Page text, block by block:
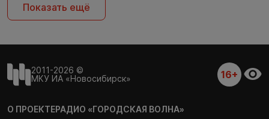
Показать ещё
2011-2026 ©
МКУ ИА «Новосибирск»
16+
О ПРОЕКТЕРАДИО «ГОРОДСКАЯ ВОЛНА»